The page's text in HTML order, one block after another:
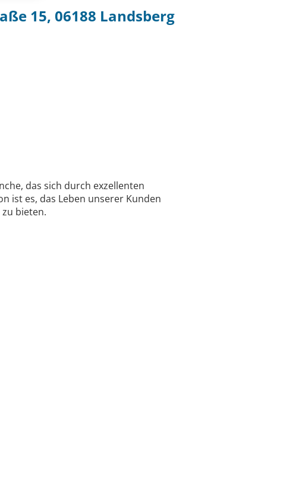
15, 06188 Landsberg
das sich durch exzellenten
ist es, das Leben unserer Kunden
bieten.